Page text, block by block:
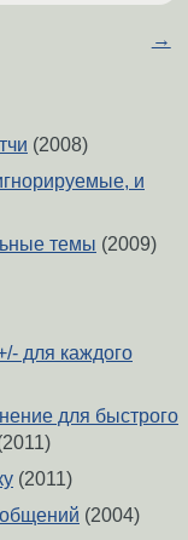
→
(2008)
и
темы (2009)
для каждого
для быстрого
(2011)
(2004)